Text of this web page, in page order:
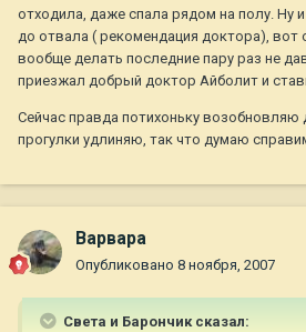
отходила, даже спала рядом на полу. Ну
до отвала ( рекомендация доктора), вот
вообще делать последние пару раз не
приезжал добрый доктор Айболит и
Сейчас правда потихоньку возобновляю
прогулки удлиняю, так что думаю
Варвара
Опубликовано 8 ноября, 2007
Света и Барончик сказал: